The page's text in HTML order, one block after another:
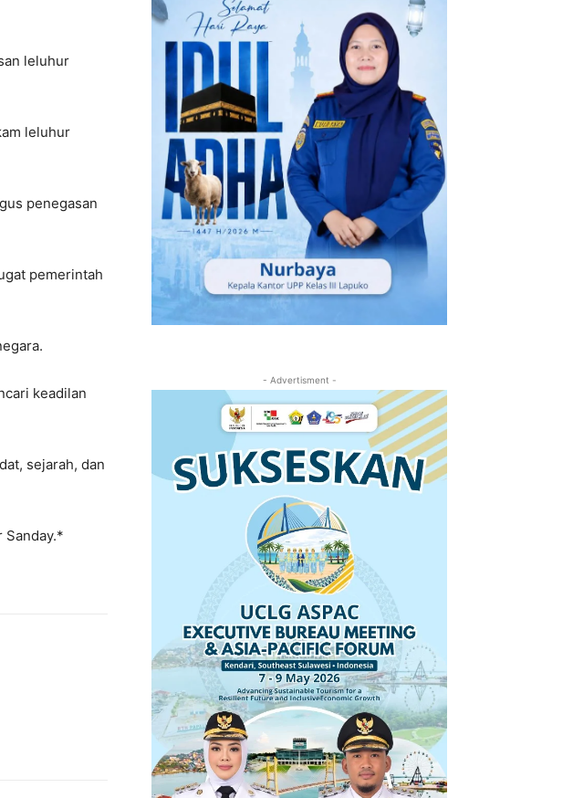
leluhur
leluhur
penegasan
pemerintah
keadilan
sejarah, dan
Sanday.*
- Advertisment -